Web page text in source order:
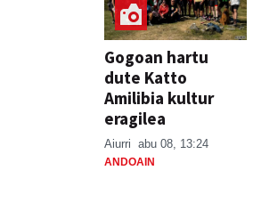
Gogoan hartu
dute Katto
Amilibia kultur
eragilea
Aiurri abu 08, 13:24
ANDOAIN